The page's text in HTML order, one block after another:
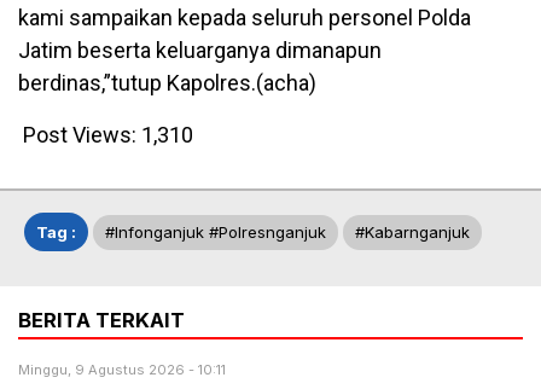
kami sampaikan kepada seluruh personel Polda
Jatim beserta keluarganya dimanapun
berdinas,”tutup Kapolres.(acha)
Post Views: 1,310
Tag : #infonganjuk #polresnganjuk #kabarnganjuk
BERITA TERKAIT
Minggu, 9 Agustus 2026 - 10:11